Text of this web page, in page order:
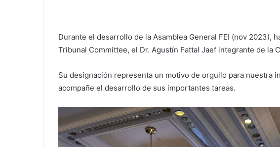
Durante el desarrollo de la Asamblea General FEI (nov 2023),
Tribunal Committee, el Dr. Agustín Fattal Jaef integrante de la
Su designación representa un motivo de orgullo para nuestra
acompañe el desarrollo de sus importantes tareas.